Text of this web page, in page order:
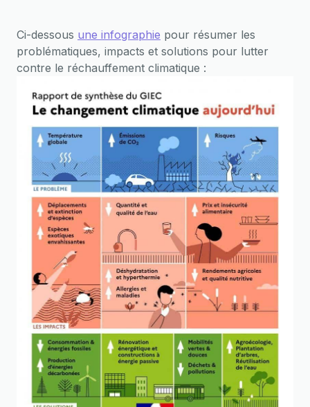
L'Accord de Paris ont fixé un objectif
international sur le climat qui vise à “limiter la
hausse de la température
bien en dessous de
, en faisant tous les efforts pour
à 1,5°C ”.
La menace est globale : lesrisques climatiques
(sécheresses, tempête tropicales, etc)
entraînent une forte vulnérabilité en particulier
pour les populations les moins responsables
du changement climatique. Environ 3,5 milliards
d'individus sont en danger, notamment en
matière de sécurité alimentaire et hydrique
avec la raréfaction des ressources, entrainant
par exemple des pénuries d'eau.
Le rapport soulèvel'urgence de l'adaptation
!A elles seules, les émissions de CO₂ issues
des énergies fossiles suffisent à dépasser les
1,5°C de réchauffement planétaire. Il est donc
essentiel de les substituer par les énergies
renouvelables et par une nécessaire sobriété.
La dynamique sociale doit également être
accentuée : s'informer sur le sujet, sensibiliser
et ainsi engager un maximum de monde
Ci-dessous une infographie pour résumer les
problématiques, impacts et solutions pour lutter
contre le réchauffement climatique :